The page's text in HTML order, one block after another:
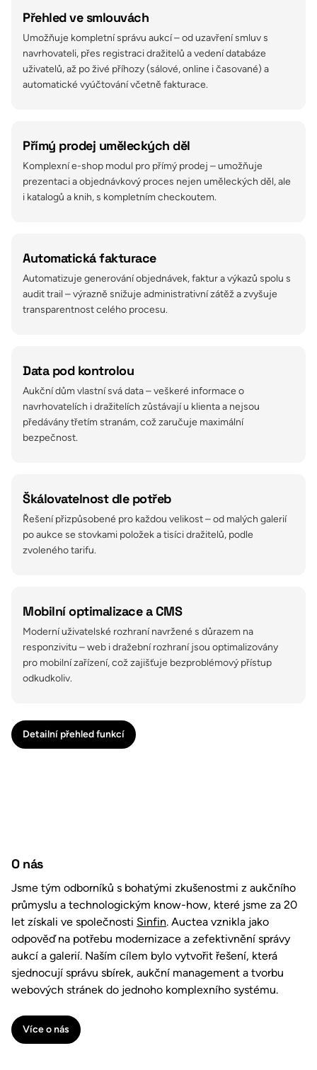
Přehled ve smlouvách
Umožňuje kompletní správu aukcí – od uzavření smluv s
navrhovateli, přes registraci dražitelů a vedení databáze
uživatelů, až po živé příhozy (sálové, online i časované) a
automatické vyúčtování včetně fakturace.
Přímý prodej uměleckých děl
Komplexní e-shop modul pro přímý prodej – umožňuje
prezentaci a objednávkový proces nejen uměleckých děl, ale
i katalogů a knih, s kompletním checkoutem.
Automatická fakturace
Automatizuje generování objednávek, faktur a výkazů spolu s
audit trail – výrazně snižuje administrativní zátěž a zvyšuje
transparentnost celého procesu.
Data pod kontrolou
Aukční dům vlastní svá data – veškeré informace o
navrhovatelích i dražitelích zůstávají u klienta a nejsou
předávány třetím stranám, což zaručuje maximální
bezpečnost.
Škálovatelnost dle potřeb
Řešení přizpůsobené pro každou velikost – od malých galerií
po aukce se stovkami položek a tisíci dražitelů, podle
zvoleného tarifu.
Mobilní optimalizace a CMS
Moderní uživatelské rozhraní navržené s důrazem na
responzivitu – web i dražební rozhraní jsou optimalizovány
pro mobilní zařízení, což zajišťuje bezproblémový přístup
odkudkoliv.
Detailní přehled funkcí
O nás
Jsme tým odborníků s bohatými zkušenostmi z aukčního
průmyslu a technologickým know-how, které jsme za 20
let získali ve společnosti Sinfin. Auctea vznikla jako
odpověď na potřebu modernizace a zefektivnění správy
aukcí a galerií. Naším cílem bylo vytvořit řešení, která
sjednocují správu sbírek, aukční management a tvorbu
webových stránek do jednoho komplexního systému.
Více o nás